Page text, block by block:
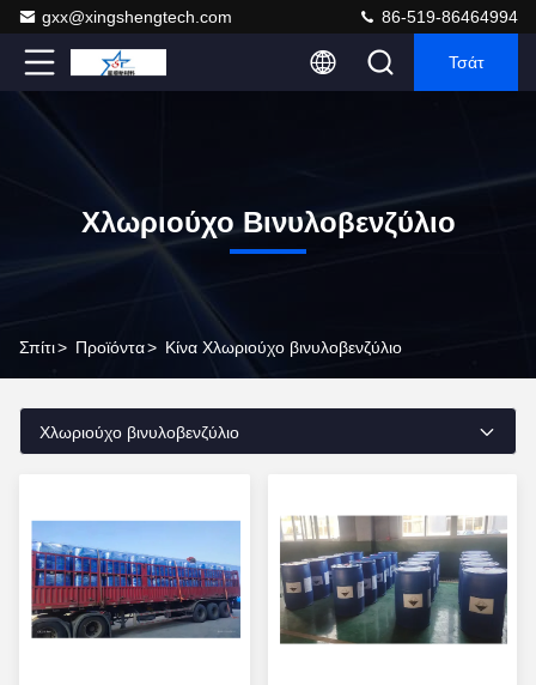
gxx@xingshengtech.com 86-519-86464994
Τσάτ
Χλωριούχο Βινυλοβενζύλιο
Σπίτι> Προϊόντα> Κίνα Χλωριούχο βινυλοβενζύλιο
Χλωριούχο βινυλοβενζύλιο